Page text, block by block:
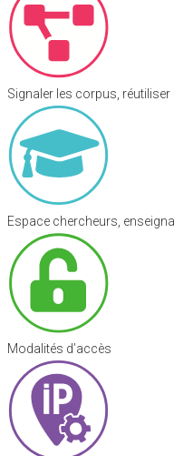
Signaler les corpus,
Espace chercheurs,
Modalités d’accès